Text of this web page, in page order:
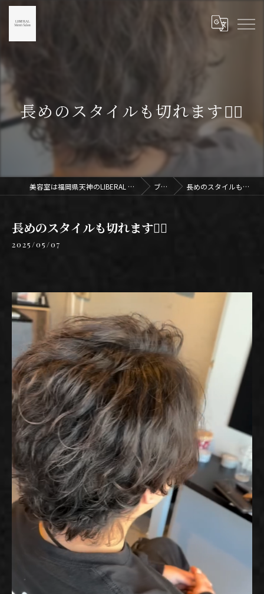
長めのスタイルも切れます🙆‍♂️
美容室は福岡県天神のLIBERAL Men's Salon天神 ブログ 長めのスタイルも切れます🙆‍♂️
長めのスタイルも切れます🙆‍♂️
2025/05/07